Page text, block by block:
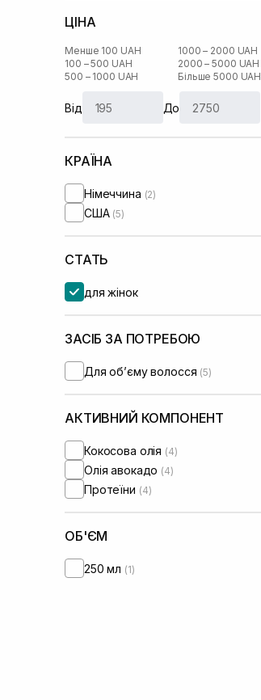
ЦІНА
Менше 100 UAH
100 – 500 UAH
500 – 1000 UAH
1000 – 2000 UAH
2000 – 5000 UAH
Більше 5000 UAH
Від До
КРАЇНА
Німеччина (2)
США (5)
СТАТЬ
для жінок
ЗАСІБ ЗА ПОТРЕБОЮ
Для обʼєму волосся (5)
АКТИВНИЙ КОМПОНЕНТ
Кокосова олія (4)
Олія авокадо (4)
Протеїни (4)
ОБ'ЄМ
250 мл (1)